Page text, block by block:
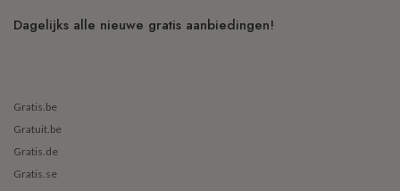
Dagelijks alle nieuwe gratis aanbiedingen!
Gratis.be
Gratuit.be
Gratis.de
Gratis.se